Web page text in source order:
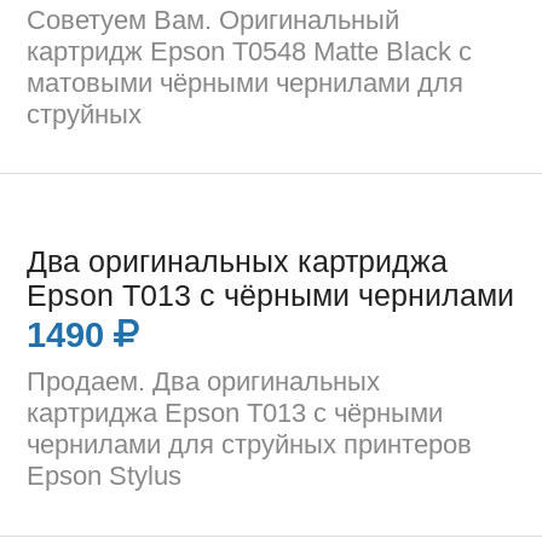
Советуем Вам. Оригинальный
картридж Epson T0548 Matte Black с
матовыми чёрными чернилами для
струйных
Два оригинальных картриджа
Epson T013 с чёрными чернилами
1490
Продаем. Два оригинальных
картриджа Epson T013 с чёрными
чернилами для струйных принтеров
Epson Stylus